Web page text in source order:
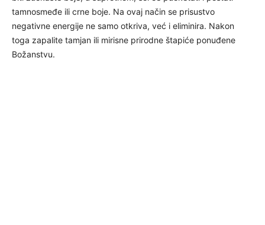
tamnosmeđe ili crne boje. Na ovaj način se prisustvo
negativne energije ne samo otkriva, već i eliminira. Nakon
toga zapalite tamjan ili mirisne prirodne štapiće ponuđene
Božanstvu.